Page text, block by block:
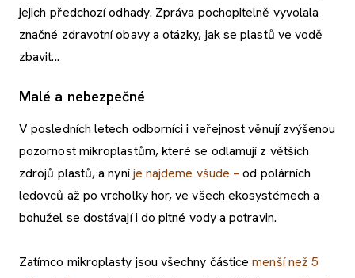
jejich předchozí odhady. Zpráva pochopitelně vyvolala
značné zdravotní obavy a otázky, jak se plastů ve vodě
zbavit...
Malé a nebezpečné
V posledních letech odborníci i veřejnost věnují zvýšenou
pozornost mikroplastům, které se odlamují z větších
zdrojů plastů, a nyníje najdeme všude – od polárních
ledovců až po vrcholky hor, ve všech ekosystémech a
bohužel se dostávají i do pitné vody a potravin.
Zatímco mikroplasty jsou všechny částicemenší než 5